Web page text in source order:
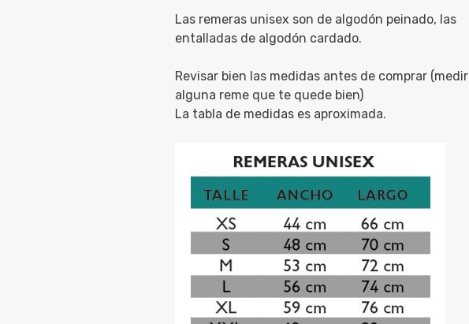
Las remeras unisex son de algodón peinado, las
entalladas de algodón cardado.
Revisar bien las medidas antes de comprar (medir
alguna reme que te quede bien)
La tabla de medidas es aproximada.